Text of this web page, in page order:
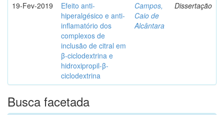
19-Fev-2019
Efeito anti-
hiperalgésico e anti-
inflamatório dos
complexos de
inclusão de citral em
β-ciclodextrina e
hidroxipropil-β-
ciclodextrina
Campos,
Caio de
Alcântara
Dissertação
Busca facetada